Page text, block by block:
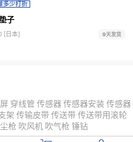
多少打折
子
[日本] 9天发货
穿线管 传感器 传感器安装 传感器
架 传输皮带 传送带 传送带用滚轮
枪 吹风机 吹气枪 锤钻